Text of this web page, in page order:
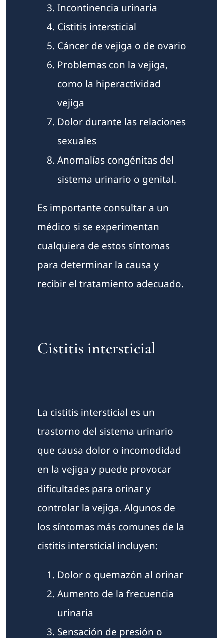
Incontinencia urinaria
Cistitis intersticial
Cáncer de vejiga o de ovario
Problemas con la vejiga,
como la hiperactividad
vejiga
Dolor durante las relaciones
sexuales
Anomalías congénitas del
sistema urinario o genital.
Es importante consultar a un
médico si se experimentan
cualquiera de estos síntomas
para determinar la causa y
recibir el tratamiento adecuado.
Cistitis intersticial
La cistitis intersticial es un
trastorno del sistema urinario
que causa dolor o incomodidad
en la vejiga y puede provocar
dificultades para orinar y
controlar la vejiga. Algunos de
los síntomas más comunes de la
cistitis intersticial incluyen:
Dolor o quemazón al orinar
Aumento de la frecuencia
urinaria
Sensación de presión o